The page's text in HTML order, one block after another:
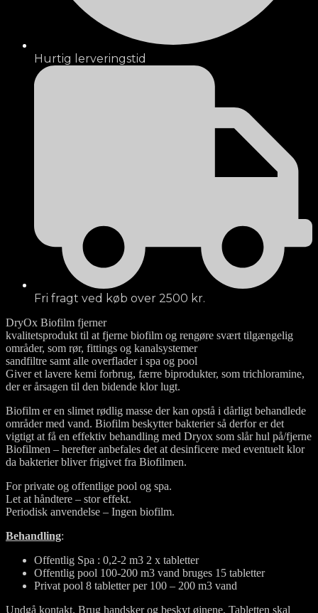
Hurtig lerveringstid
Fri fragt ved køb over 2500 kr.
DryOx Biofilm fjerner
kvalitetsprodukt til at fjerne biofilm og rengøre svært tilgængelig
områder, som rør, fittings og kanalsystemer
sandfiltre samt alle overflader i spa og pool
Giver et lavere kemi forbrug, færre biprodukter, som trichloramine,
der er årsagen til den bidende klor lugt.
Biofilm er en slimet rødlig masse der kan opstå i dårligt behandlede
områder med vand. Biofilm beskytter bakterier så derfor er det
vigtigt at få en effektiv behandling med Dryox som slår hul på/fjerne
Biofilmen – herefter anbefales det at desinficere med eventuelt klor
da bakterier bliver frigivet fra Biofilmen.
For private og offentlige pool og spa.
Let at håndtere – stor effekt.
Periodisk anvendelse – Ingen biofilm.
Behandling:
Offentlig Spa : 0,2-2 m3 2 x tabletter
Offentlig pool 100-200 m3 vand bruges 15 tabletter
Privat pool 8 tabletter per 100 – 200 m3 vand
Undgå kontakt. Brug handsker og beskyt øjnene. Tabletten skal